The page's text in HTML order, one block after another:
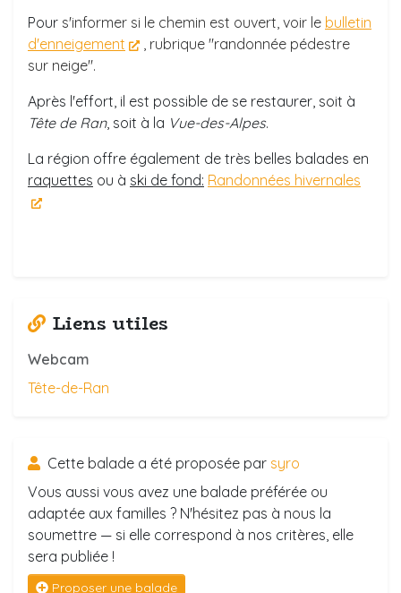
Pour s'informer si le chemin est ouvert, voir le bulletin
d'enneigement
, rubrique "randonnée pédestre
sur neige".
Après l'effort, il est possible de se restaurer, soit à
Tête de Ran, soit à la Vue-des-Alpes.
La région offre également de très belles balades en
raquettes ou à ski de fond: Randonnées hivernales
Liens utiles
Webcam
Tête-de-Ran
Cette balade a été proposée par syro
Vous aussi vous avez une balade préférée ou
adaptée aux familles ? N'hésitez pas à nous la
soumettre — si elle correspond à nos critères, elle
sera publiée !
Proposer une balade